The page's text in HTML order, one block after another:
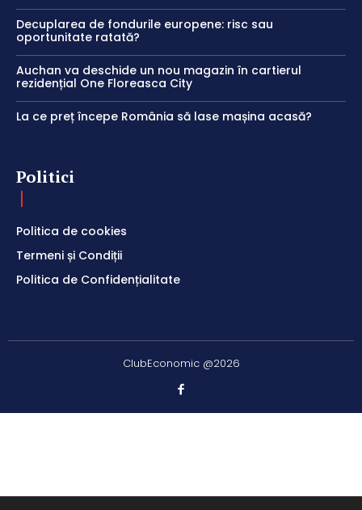
Decuplarea de fondurile europene: risc sau
oportunitate ratată?
Auchan va deschide un nou magazin în cartierul
rezidențial One Floreasca City
La ce preț începe România să lase mașina acasă?
Politici
Politica de cookies
Termeni și Condiții
Politica de Confidențialitate
ClubEconomic @2026